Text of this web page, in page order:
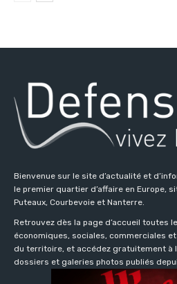
Bienvenue sur le site d’actualité et
le premier quartier d’affaire en Europe,
Puteaux, Courbevoie et Nanterre.
Retrouvez dès la page d’accueil toutes
économiques, sociales, commerciales
du territoire, et accédez gratuitement à
dossiers et galeries photos publiés